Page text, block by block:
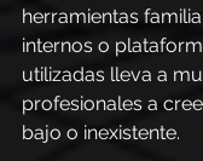
herramientas
internos o
utilizadas lleva a
profesionales a
bajo o inexistente.